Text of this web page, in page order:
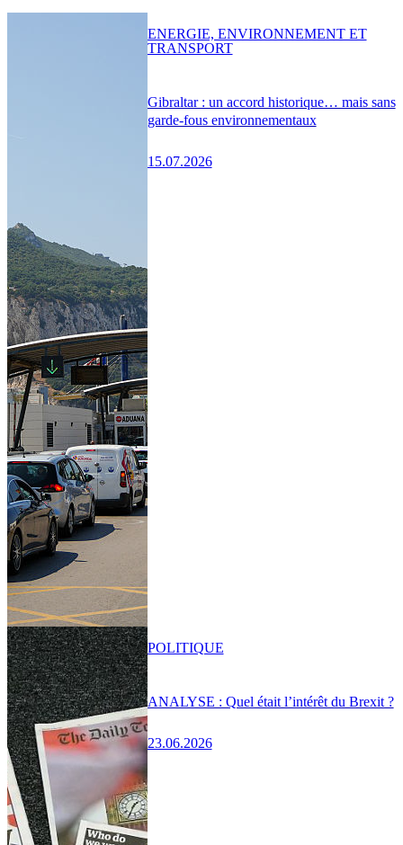
Gibraltar : un accord historique… mais sans
garde-fous environnementaux
15.07.2026
ENERGIE, ENVIRONNEMENT ET
TRANSPORT
ANALYSE : Quel était l’intérêt du Brexit ?
23.06.2026
POLITIQUE